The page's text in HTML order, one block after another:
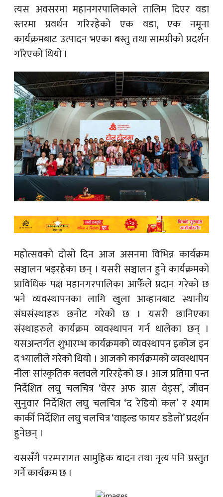
त्यस अवसरमा महानगरपालिकाले तालिम दिएर वडा
स्तरमा प्रवर्धन गरिरहेको एक वडा, एक नमूना
कार्यक्रमबाट उत्पादन भएका बस्तु तथा सामग्रीको प्रदर्शन
गरिएको थियो ।
महोत्सवको दोस्रो दिन आज असनमा विभिन्न कार्यक्रम
सञ्चालन भइरहेका छन् । यसरी सञ्चालन हुने कार्यक्रमको
प्राविधिक पक्ष महानगरपालिका आफैँले प्रदान गरेको छ
भने व्यवस्थापनका लागि खुला आव्हानबाट स्थानीय
संघसंस्थाहरु छनोट गरेको छ । यसरी छानिएका
संस्थाहरुले कार्यक्रम व्यवस्थापन गर्न थालेका छन् ।
यसअन्तर्गत शुभारम्भ कार्यक्रमको व्यवस्थापन इकोज इन
द भ्यालीले गरेको थियो । आजको कार्यक्रमको व्यवस्थापन
नीलः सांस्कृतिक क्लवले गरिरहेको छ । आज प्रतिमा पन्त
निर्देशित लघु चलचित्र ‘वेरर अफ ग्रास वेड्स’, जीवन
सुनुवार निर्देशित लघु चलचित्र ‘द रेडियो कल’ र श्याम
कार्की निर्देशित लघु चलचित्र ‘वाइल्ड फायर डडेलो’ प्रदर्शन
हुनेछन् ।
यससँगै परम्परागत सामुहिक बादन तथा नृत्य पनि प्रस्तुत
गर्ने कार्यक्रम छ ।